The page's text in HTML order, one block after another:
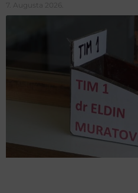
7. Augusta 2026.